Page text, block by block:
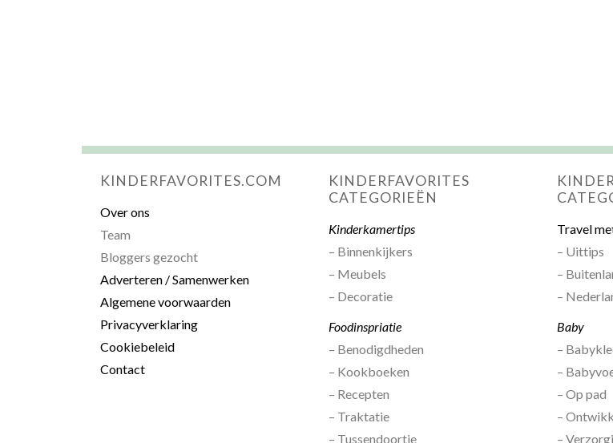
KINDERFAVORITES.COM
Over ons
Team
Bloggers gezocht
Adverteren / Samenwerken
Algemene voorwaarden
Privacyverklaring
Cookiebeleid
Contact
KINDERFAVORITES
CATEGORIEËN
Kinderkamertips
– Binnenkijkers
– Meubels
– Decoratie
Foodinspriatie
– Benodigdheden
– Kookboeken
– Recepten
– Traktatie
– Tussendoortje
Travel
– Uittips
–
–
Baby
–
–
– Op pad
–
–